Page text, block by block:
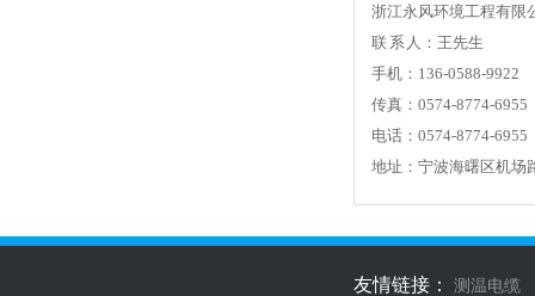
浙江永风环境工程有限
联 系 人：王先生
手机：136-0588-9922
传真：0574-8774-6955
电话：0574-8774-6955
地址：宁波海曙区机场
友情链接： 测温电缆